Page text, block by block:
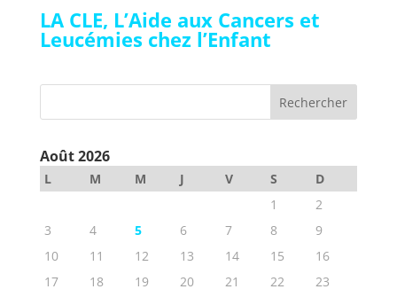
LA CLE, L’Aide aux Cancers et
Leucémies chez l’Enfant
Août 2026
L M M J V S
D
1
2
3
4 5 6 7 8
9
10
11 12 13 14 15
16
17
18 19 20 21 22
23